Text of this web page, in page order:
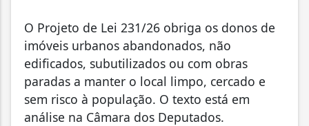
O Projeto de Lei 231/26 obriga os donos de
imóveis urbanos abandonados, não
edificados, subutilizados ou com obras
paradas a manter o local limpo, cercado e
sem risco à população. O texto está em
análise na Câmara dos Deputados.